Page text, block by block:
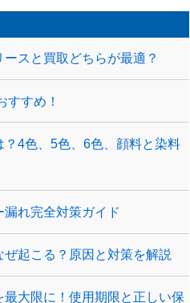
スと買取どちらが最適？
すすめ！
4色、5色、6色、顔料と染料
れ完全対策ガイド
起こる？原因と対策を解説
大限に！使用期限と正しい保